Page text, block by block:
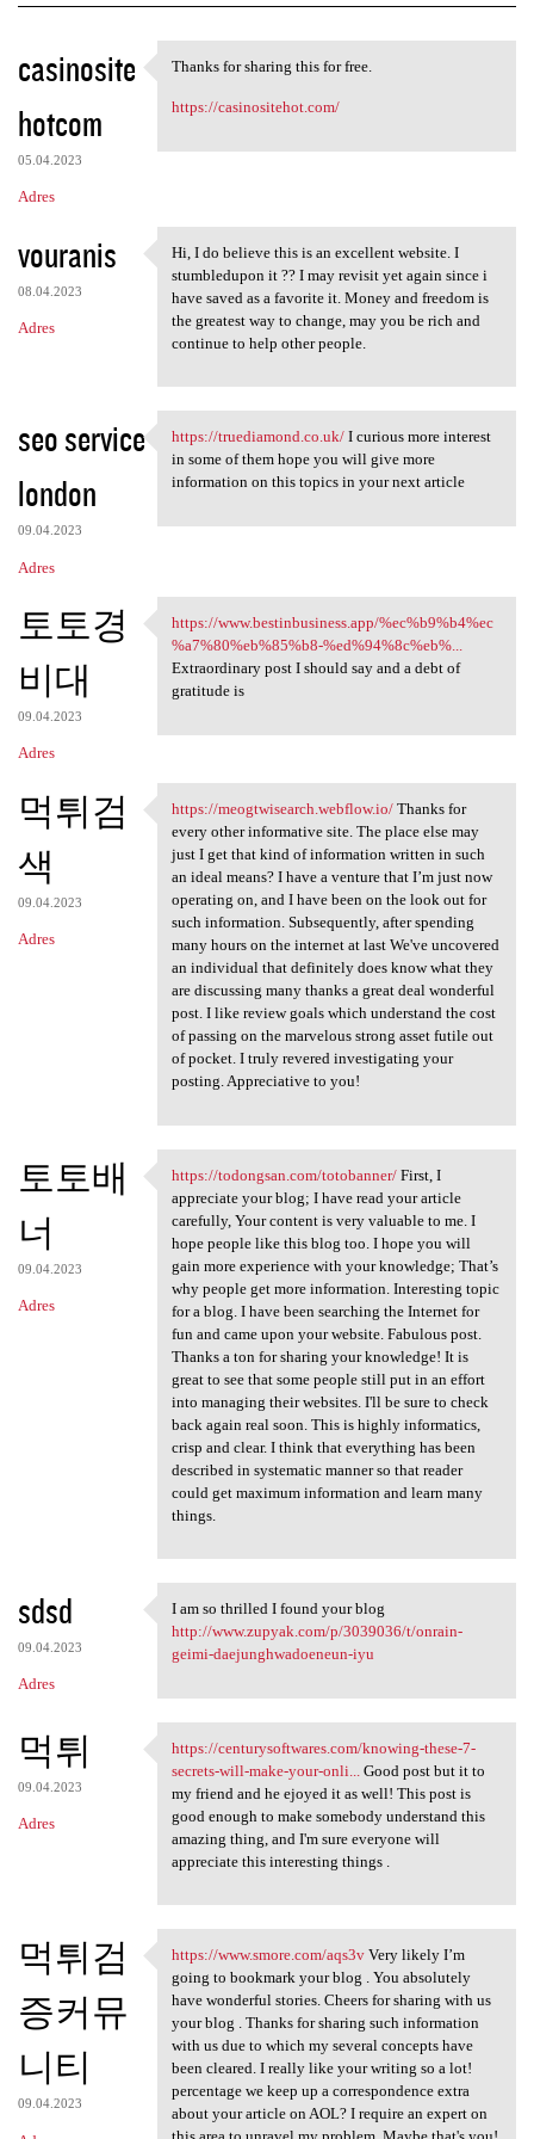
K
o
m
e
n
a
r
z
casinosite
hotcom
05.04.2023
Adres
Thanks for sharing this for
Thanks for sharing this for free.
https://casinositehot.com/
vouranis
08.04.2023
Adres
Hi, I do believe this is an
Hi, I do believe this is an excellent website. I
stumbledupon it ?? I may revisit yet again since i
have saved as a favorite it. Money and freedom is
the greatest way to change, may you be rich and
continue to help other people.
seo service
london
09.04.2023
Adres
https://truediamond.co.uk/ I
https://truediamond.co.uk/I curious more interest
in some of them hope you will give more
information on this topics in your next article
토토경
비대
09.04.2023
Adres
https://www.bestinbusiness
https://www.bestinbusiness.app/%ec%b9%b4%ec
%a7%80%eb%85%b8-%ed%94%8c%eb%...
Extraordinary post I should say and a debt of
gratitude is
먹튀검
색
09.04.2023
Adres
https://meogtwisearch.webflow
https://meogtwisearch.webflow.io/Thanks for
every other informative site. The place else may
just I get that kind of information written in such
an ideal means? I have a venture that I’m just now
operating on, and I have been on the look out for
such information. Subsequently, after spending
many hours on the internet at last We've uncovered
an individual that definitely does know what they
are discussing many thanks a great deal wonderful
post. I like review goals which understand the cost
of passing on the marvelous strong asset futile out
of pocket. I truly revered investigating your
posting. Appreciative to you!
토토배
너
09.04.2023
Adres
https://todongsan.com
https://todongsan.com/totobanner/First, I
appreciate your blog; I have read your article
carefully, Your content is very valuable to me. I
hope people like this blog too. I hope you will
gain more experience with your knowledge; That’s
why people get more information. Interesting topic
for a blog. I have been searching the Internet for
fun and came upon your website. Fabulous post.
Thanks a ton for sharing your knowledge! It is
great to see that some people still put in an effort
into managing their websites. I'll be sure to check
back again real soon. This is highly informatics,
crisp and clear. I think that everything has been
described in systematic manner so that reader
could get maximum information and learn many
things.
sdsd
09.04.2023
Adres
I am so thrilled I found your
I am so thrilled I found your blog
http://www.zupyak.com/p/3039036/t/onrain-
geimi-daejunghwadoeneun-iyu
먹튀
09.04.2023
Adres
https://centurysoftwares.com
https://centurysoftwares.com/knowing-these-7-
secrets-will-make-your-onli...
Good post but it to
my friend and he ejoyed it as well! This post is
good enough to make somebody understand this
amazing thing, and I'm sure everyone will
appreciate this interesting things .
먹튀검
증커뮤
니티
09.04.2023
https://www.smore.com/aqs3v
https://www.smore.com/aqs3vVery likely I’m
going to bookmark your blog . You absolutely
have wonderful stories. Cheers for sharing with us
your blog . Thanks for sharing such information
with us due to which my several concepts have
been cleared. I really like your writing so a lot!
percentage we keep up a correspondence extra
about your article on AOL? I require an expert on